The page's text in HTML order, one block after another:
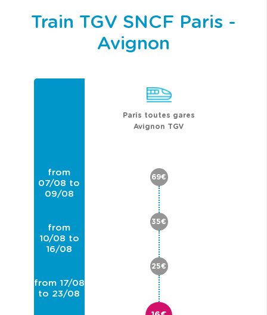
Train TGV SNCF Paris -
Avignon
from
07/08 to
09/08
from
10/08 to
16/08
from 17/08
to 23/08
Paris toutes gares
Avignon TGV
69€
35€
25€